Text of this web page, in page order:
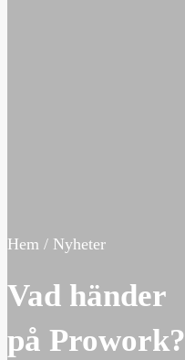
Hem / Nyheter
Vad händer
på Prowork?